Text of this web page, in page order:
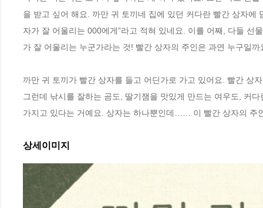
을 받고 싶어 해요. 까만 귀 토끼네 집에 있던 커다란 빨간 상자
자가 잘 어울리는 000에게”라고 적혀 있네요. 이를 어째, 다들 선
가 잘 어울리는 누군가라는 것! 빨간 상자의 주인은 과연 누구일
까만 귀 토끼가 빨간 상자를 들고 어딘가로 가고 있어요. 빨간 상
그런데 낚시를 잘하는 곰도, 딸기잼을 맛있게 만드는 여우도, 커
가지고 있다는 거예요. 상자는 하나뿐인데…… 이 빨간 상자의 주
상세이미지